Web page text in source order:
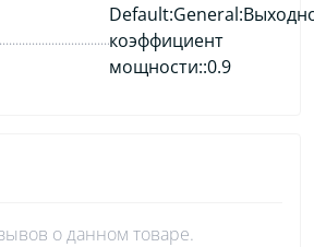
коэффициент
мощности::0.9
о данном товаре.